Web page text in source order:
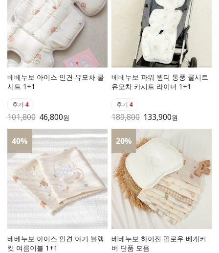
베베누보 아이스 인견 유모차 쿨
시트 1+1
후기 4
101,800 46,800원
베베누보 파워 윈디 통풍 쿨시트
유모차 카시트 라이너 1+1
후기 4
189,800 133,900원
40%
베베누보 아이스 인견 아기 블랭
킷 여름이불 1+1
20%
베베누보 하이진 필로우 베개커
버 단품 모음